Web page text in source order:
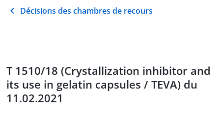
Décisions des chambres de recours
T 1510/18 (Crystallization inhibitor and
its use in gelatin capsules / TEVA) du
11.02.2021